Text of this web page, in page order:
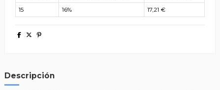
15
16% 17,21 €
Descripción